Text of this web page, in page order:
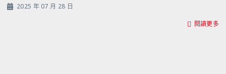
2025 年 07 月 28 日
閱讀更多